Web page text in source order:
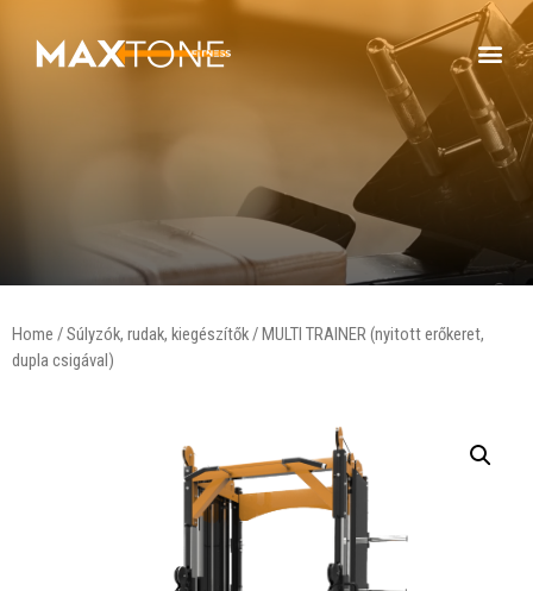
Home /Súlyzók, rudak, kiegészítők/ MULTI TRAINER (nyitott erőkeret,
dupla csigával)